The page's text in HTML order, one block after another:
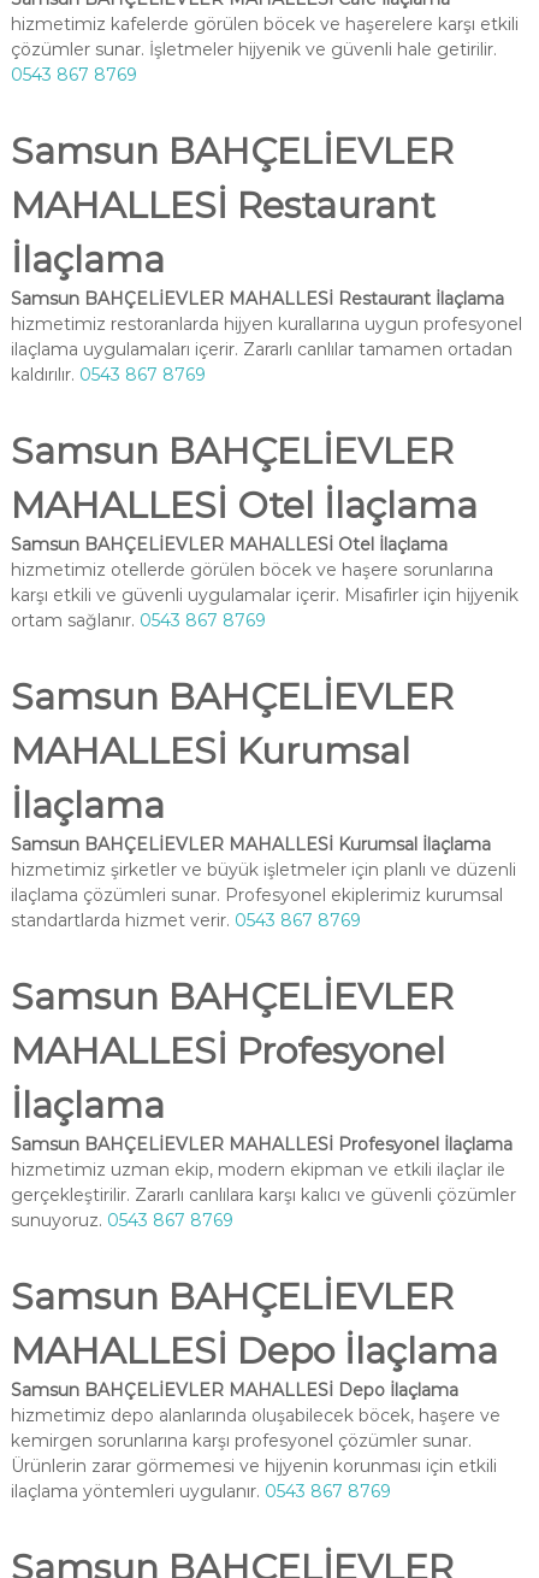
hizmetimiz kafelerde görülen böcek ve haşerelere karşı etkili
çözümler sunar. İşletmeler hijyenik ve güvenli hale getirilir.
0543 867 8769
Samsun BAHÇELİEVLER
MAHALLESİ Restaurant
İlaçlama
Samsun BAHÇELİEVLER MAHALLESİ Restaurant İlaçlama
hizmetimiz restoranlarda hijyen kurallarına uygun profesyonel
ilaçlama uygulamaları içerir. Zararlı canlılar tamamen ortadan
kaldırılır. 0543 867 8769
Samsun BAHÇELİEVLER
MAHALLESİ Otel İlaçlama
Samsun BAHÇELİEVLER MAHALLESİ Otel İlaçlama
hizmetimiz otellerde görülen böcek ve haşere sorunlarına
karşı etkili ve güvenli uygulamalar içerir. Misafirler için hijyenik
ortam sağlanır. 0543 867 8769
Samsun BAHÇELİEVLER
MAHALLESİ Kurumsal
İlaçlama
Samsun BAHÇELİEVLER MAHALLESİ Kurumsal İlaçlama
hizmetimiz şirketler ve büyük işletmeler için planlı ve düzenli
ilaçlama çözümleri sunar. Profesyonel ekiplerimiz kurumsal
standartlarda hizmet verir. 0543 867 8769
Samsun BAHÇELİEVLER
MAHALLESİ Profesyonel
İlaçlama
Samsun BAHÇELİEVLER MAHALLESİ Profesyonel İlaçlama
hizmetimiz uzman ekip, modern ekipman ve etkili ilaçlar ile
gerçekleştirilir. Zararlı canlılara karşı kalıcı ve güvenli çözümler
sunuyoruz. 0543 867 8769
Samsun BAHÇELİEVLER
MAHALLESİ Depo İlaçlama
Samsun BAHÇELİEVLER MAHALLESİ Depo İlaçlama
hizmetimiz depo alanlarında oluşabilecek böcek, haşere ve
kemirgen sorunlarına karşı profesyonel çözümler sunar.
Ürünlerin zarar görmemesi ve hijyenin korunması için etkili
ilaçlama yöntemleri uygulanır. 0543 867 8769
Samsun BAHÇELİEVLER